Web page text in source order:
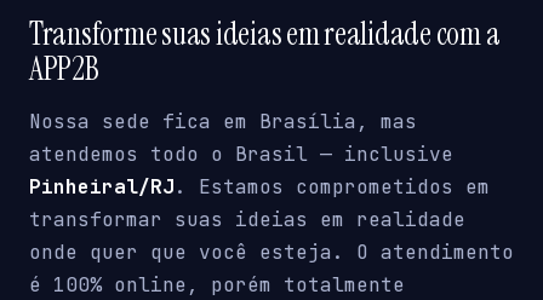
Transforme suas ideias em realidade com a
APP2B
Nossa sede fica em Brasília, mas
atendemos todo o Brasil — inclusive
Pinheiral/RJ. Estamos comprometidos em
transformar suas ideias em realidade
onde quer que você esteja. O atendimento
é 100% online, porém totalmente